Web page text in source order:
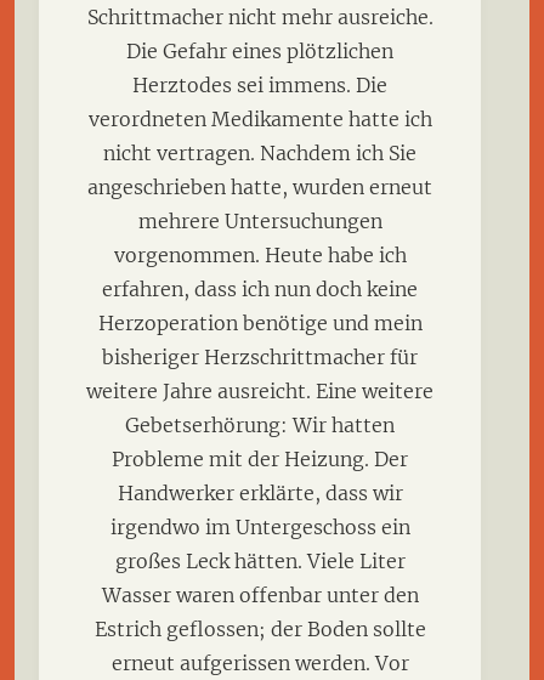
Schrittmacher nicht mehr ausreiche.
Die Gefahr eines plötzlichen
Herztodes sei immens. Die
verordneten Medikamente hatte ich
nicht vertragen. Nachdem ich Sie
angeschrieben hatte, wurden erneut
mehrere Untersuchungen
vorgenommen. Heute habe ich
erfahren, dass ich nun doch keine
Herzoperation benötige und mein
bisheriger Herzschrittmacher für
weitere Jahre ausreicht. Eine weitere
Gebetserhörung: Wir hatten
Probleme mit der Heizung. Der
Handwerker erklärte, dass wir
irgendwo im Untergeschoss ein
großes Leck hätten. Viele Liter
Wasser waren offenbar unter den
Estrich geflossen; der Boden sollte
erneut aufgerissen werden. Vor